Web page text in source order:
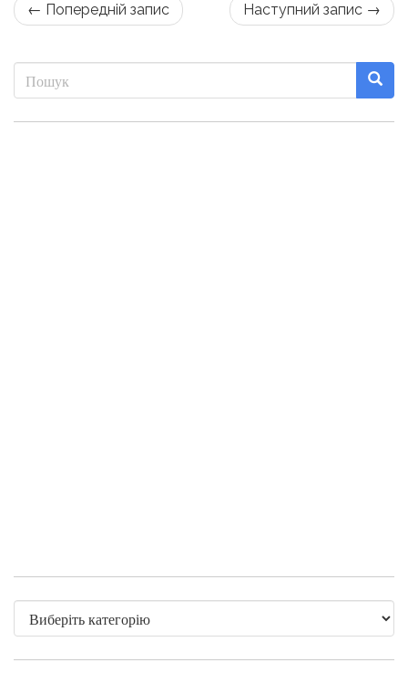
← Попередній запис Наступний запис →